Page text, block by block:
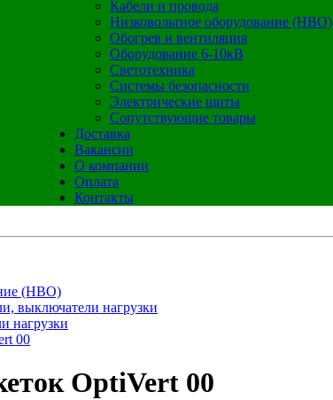
Кабели и провода
Низковольтное оборудование (НВО)
Обогрев и вентиляция
Оборудование 6-10кВ
Светотехника
Системы безопасности
Электрические щиты
Сопутствующие товары
Доставка
Вакансии
О компании
Оплата
Контакты
(НВО)
выключатели нагрузки
нагрузки
00
OptiVert 00